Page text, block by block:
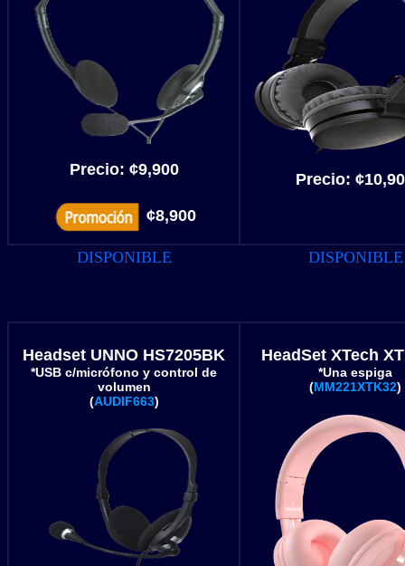
Precio: ¢9,900
¢8,900
Precio:
DISPONIBLE DISPONIBLE
Headset UNNO HS7205BK
*USB c/micrófono y control de
volumen
(AUDIF663)
HeadSet XTech
*Una espiga
(MM221XTK32)